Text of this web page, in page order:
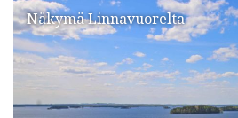
Näkymä Linnavuorelta